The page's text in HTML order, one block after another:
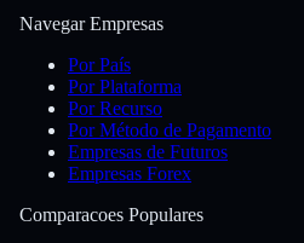
Navegar Empresas
Por País
Por Plataforma
Por Recurso
Por Método de Pagamento
Empresas de Futuros
Empresas Forex
Comparacoes Populares